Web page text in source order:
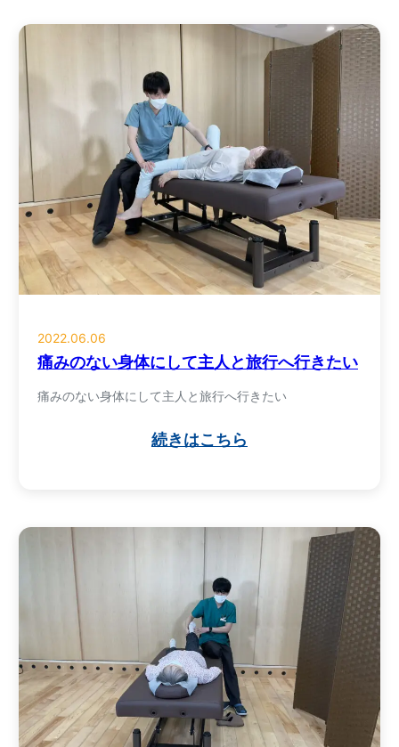
2022.06.06
痛みのない身体にして主人と旅行へ行きたい
痛みのない身体にして主人と旅行へ行きたい
続きはこちら